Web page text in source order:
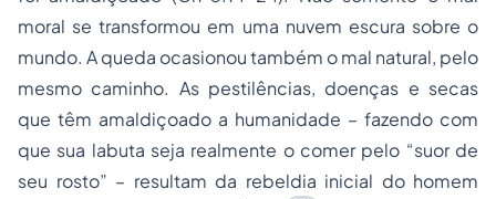
moral se transformou em uma nuvem escura sobre o
mundo. A queda ocasionou também o mal natural, pelo
mesmo caminho. As pestilências, doenças e secas
que têm amaldiçoado a humanidade – fazendo com
que sua labuta seja realmente o comer pelo “suor de
seu rosto” – resultam da rebeldia inicial do homem